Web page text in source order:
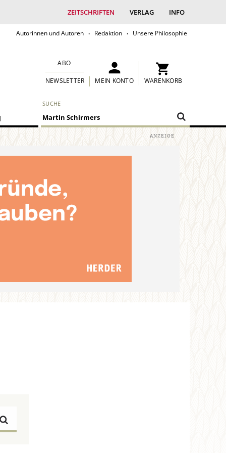
ZEITSCHRIFTEN VERLAG INFO
Autorinnen und Autoren Redaktion Unsere Philosophie
SUCHE
ABO
NEWSLETTER MEIN KONTO WARENKORB